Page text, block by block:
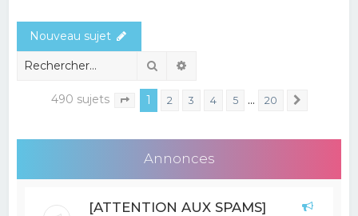
Nouveau sujet
Rechercher
490 sujets Page sur 20
1 2 3 4 5 … 20
Annonces
[ATTENTION AUX SPAMS]